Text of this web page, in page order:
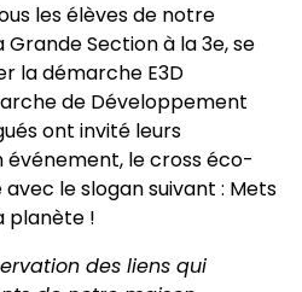
les élèves de notre
Section à la 3e, se
la démarche E3D
de Développement
ont invité leurs
le cross éco-
le slogan suivant : Mets
planète !
des liens qui